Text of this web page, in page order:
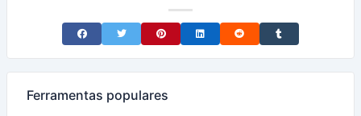
Share on Facebook
Share on TwitterShare on Pinterest
Share on LinkedIn
Share on RedditShare on Tumblr
Ferramentas populares